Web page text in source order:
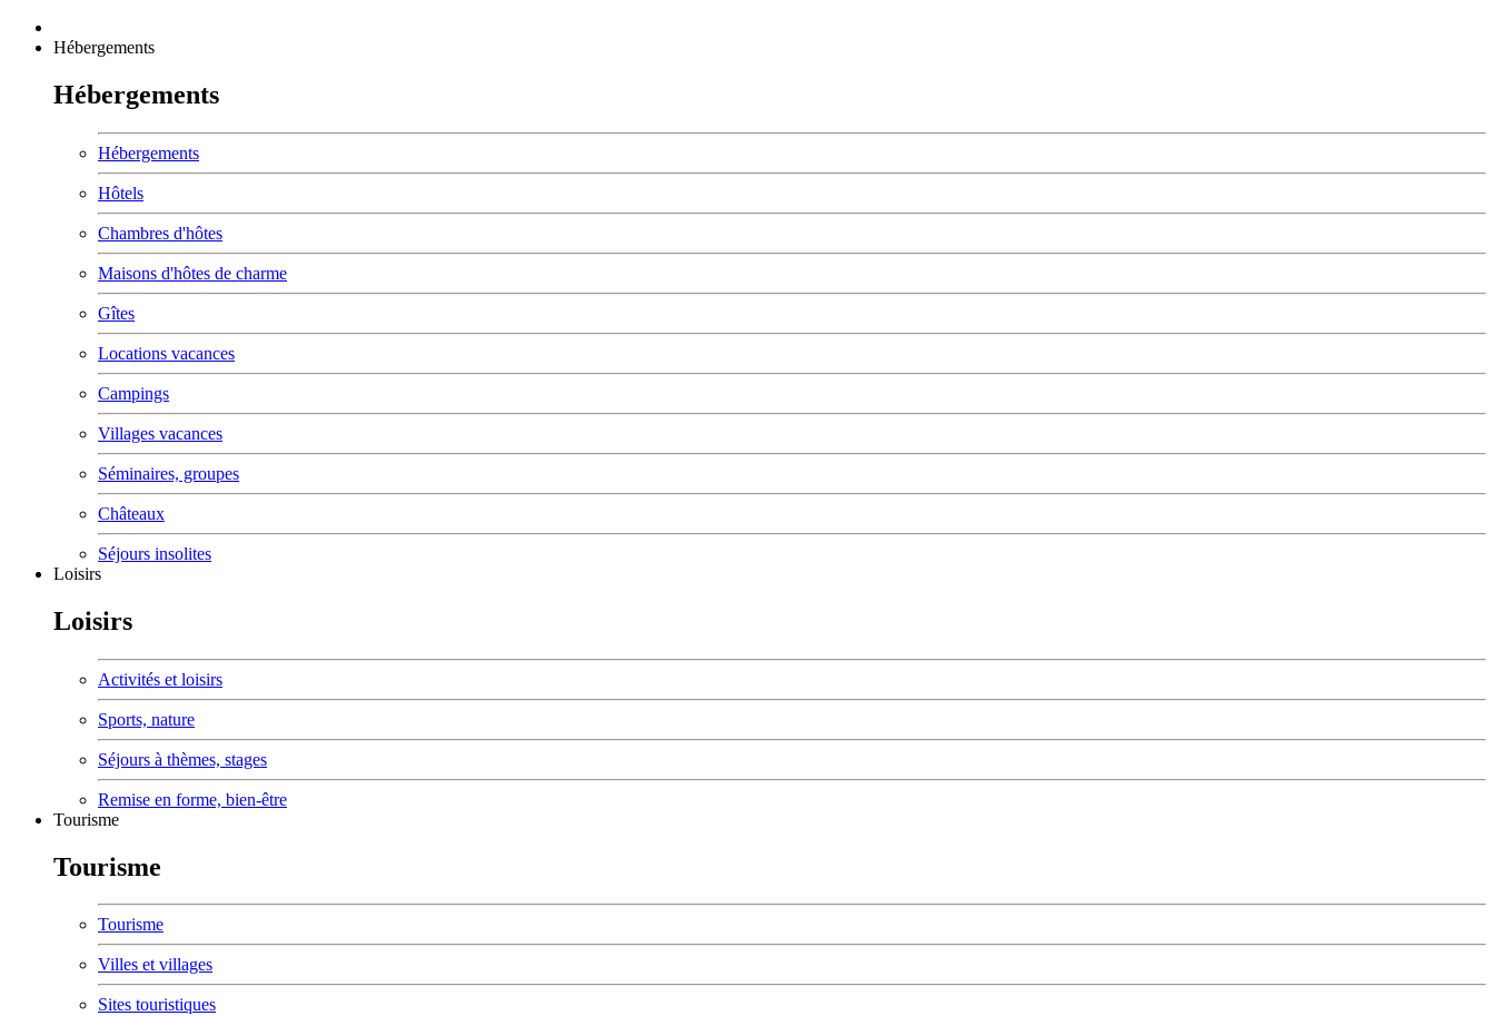
Hébergements
Hébergements
Hébergements
Hôtels
Chambres d'hôtes
Maisons d'hôtes de charme
Gîtes
Locations vacances
Campings
Villages vacances
Séminaires, groupes
Châteaux
Séjours insolites
Loisirs
Loisirs
Activités et loisirs
Sports, nature
Séjours à thèmes, stages
Remise en forme, bien-être
Tourisme
Tourisme
Tourisme
Villes et villages
Sites touristiques